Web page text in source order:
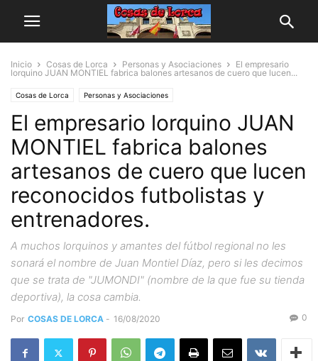
Inicio Cosas de Lorca Personas y Asociaciones
El empresario
lorquino JUAN MONTIEL fabrica balones artesanos de cuero que lucen...
Cosas de Lorca Personas y Asociaciones
El empresario lorquino JUAN
MONTIEL fabrica balones
artesanos de cuero que lucen
reconocidos futbolistas y
entrenadores.
A muchos lorquinos y amantes del fútbol regional no les
sonará el nombre de Juan Montiel Díaz, pero si les decimos
que se trata de "JUMONDI" (nombre de la que fue su tienda
deportiva), la cosa cambia.
Por COSAS DE LORCA - 16/08/2020 0